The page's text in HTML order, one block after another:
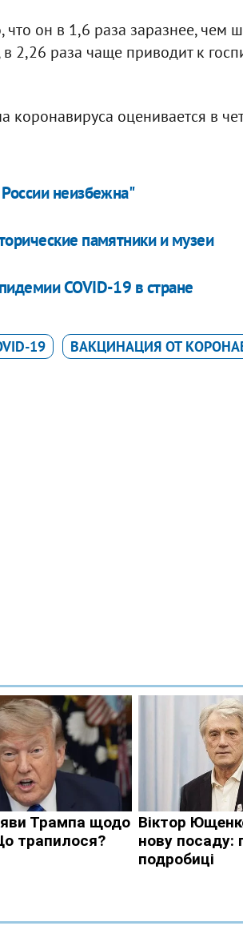
он в 1,6 раза заразнее, чем
2,26 раза чаще приводит к
оценивается в
неизбежна"
памятники и музеи
COVID-19 в стране
19 ВАКЦИНАЦИЯ ОТ